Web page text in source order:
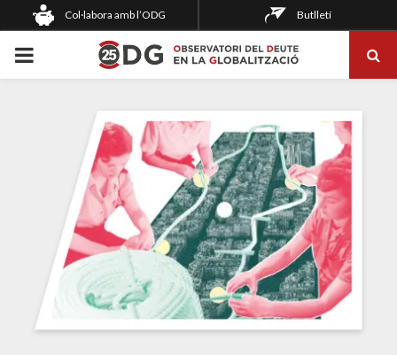
Col·labora amb l’ODG Butlletí
PRIMARY